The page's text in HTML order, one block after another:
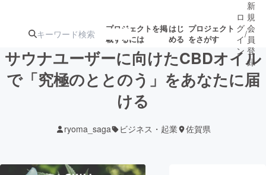
プロジェクトを掲
載するには
はじ
める
プロジェクト
をさがす
注目の新着プロ募集終了が近いプ
ロ
グ
イ
ン
/
新
規
会
員
登
録
サウナユーザーに向けたCBDオイル
で「究極のととのう」をあなたに届
ける
ryoma_saga ビジネス・起業 佐賀県